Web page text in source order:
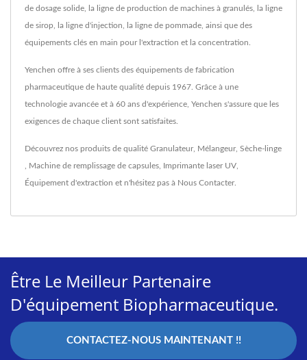
de dosage solide, la ligne de production de machines à granulés, la ligne
de sirop, la ligne d'injection, la ligne de pommade, ainsi que des
équipements clés en main pour l'extraction et la concentration.
Yenchen offre à ses clients des équipements de fabrication
pharmaceutique de haute qualité depuis 1967. Grâce à une
technologie avancée et à 60 ans d'expérience, Yenchen s'assure que les
exigences de chaque client sont satisfaites.
Découvrez nos produits de qualité Granulateur, Mélangeur, Sèche-linge
Machine de remplissage de capsules Imprimante laser UV
Équipement d'extraction et n'hésitez pas à Nous Contacter.
Être Le Meilleur Partenaire
D'équipement Biopharmaceutique.
CONTACTEZ-NOUS MAINTENANT !!